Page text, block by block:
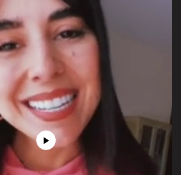
Play
Video